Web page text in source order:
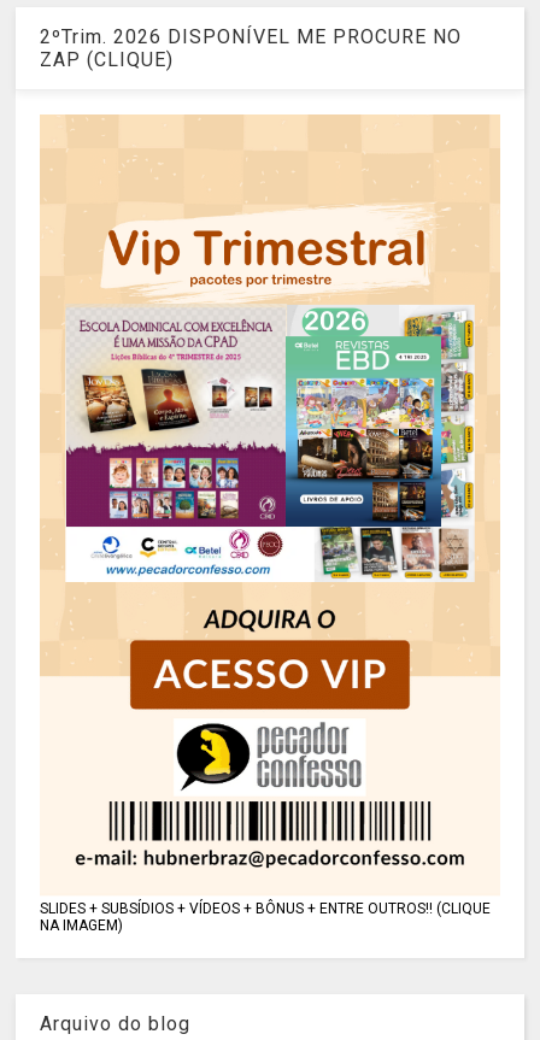
2ºTrim. 2026 DISPONÍVEL ME PROCURE NO
ZAP (CLIQUE)
SLIDES + SUBSÍDIOS + VÍDEOS + BÔNUS + ENTRE OUTROS!! (CLIQUE
NA IMAGEM)
Arquivo do blog